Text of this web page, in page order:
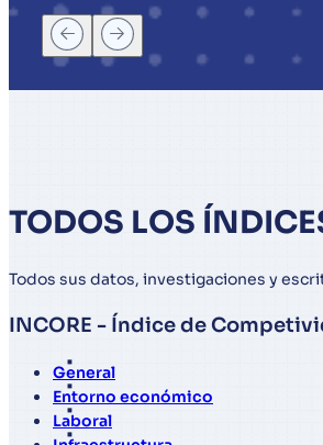
TODOS LOS
Todos sus datos, investigaciones y
INCORE - Índice de
General
Entorno económico
Laboral